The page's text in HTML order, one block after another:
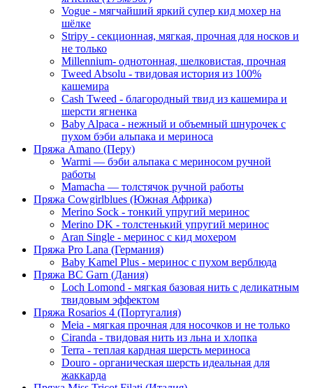
Vogue - мягчайший яркий супер кид мохер на
шёлке
Stripy - секционная, мягкая, прочная для носков и
не только
Millennium- однотонная, шелковистая, прочная
Tweed Absolu - твидовая история из 100%
кашемира
Cash Tweed - благородный твид из кашемира и
шерсти ягненка
Baby Alpaca - нежный и объемный шнурочек с
пухом бэби альпака и мериноса
Пряжа Amano (Перу)
Warmi — бэби альпака с мериносом ручной
работы
Mamacha — толстячок ручной работы
Пряжа Cowgirlblues (Южная Африка)
Merino Sock - тонкий упругий меринос
Merino DK - толстенький упругий меринос
Aran Single - меринос с кид мохером
Пряжа Pro Lana (Германия)
Baby Kamel Plus - меринос с пухом верблюда
Пряжа BC Garn (Дания)
Loch Lomond - мягкая базовая нить с деликатным
твидовым эффектом
Пряжа Rosarios 4 (Португалия)
Meia - мягкая прочная для носочков и не только
Ciranda - твидовая нить из льна и хлопка
Terra - теплая кардная шерсть мериноса
Douro - органическая шерсть идеальная для
жаккарда